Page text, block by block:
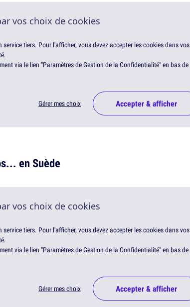
vos choix de cookies
tiers. Pour l'afficher, vous devez accepter les cookies dans vos
via le lien "Paramètres de Gestion de la Confidentialité" en bas de
Gérer mes choix Accepter & afficher
en Suède
vos choix de cookies
tiers. Pour l'afficher, vous devez accepter les cookies dans vos
via le lien "Paramètres de Gestion de la Confidentialité" en bas de
Gérer mes choix Accepter & afficher